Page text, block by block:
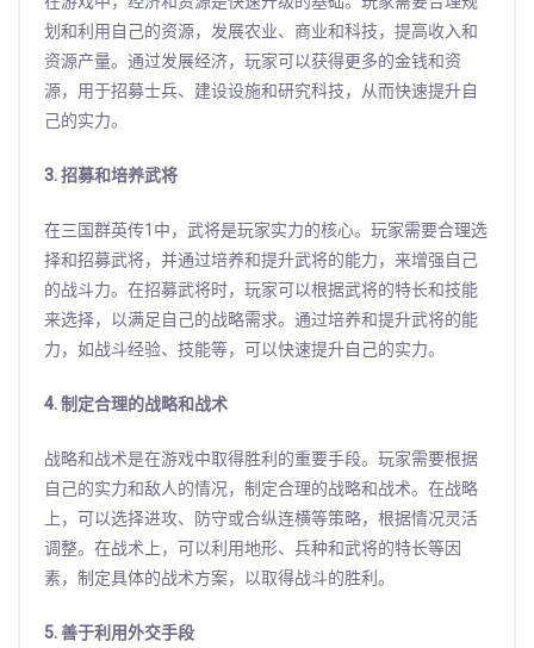
划和利用自己的资源，发展农业、商业和科技，提高收入和
资源产量。通过发展经济，玩家可以获得更多的金钱和资
源，用于招募士兵、建设设施和研究科技，从而快速提升自
己的实力。
3. 招募和培养武将
在三国群英传1中，武将是玩家实力的核心。玩家需要合理选
择和招募武将，并通过培养和提升武将的能力，来增强自己
的战斗力。在招募武将时，玩家可以根据武将的特长和技能
来选择，以满足自己的战略需求。通过培养和提升武将的能
力，如战斗经验、技能等，可以快速提升自己的实力。
4. 制定合理的战略和战术
战略和战术是在游戏中取得胜利的重要手段。玩家需要根据
自己的实力和敌人的情况，制定合理的战略和战术。在战略
上，可以选择进攻、防守或合纵连横等策略，根据情况灵活
调整。在战术上，可以利用地形、兵种和武将的特长等因
素，制定具体的战术方案，以取得战斗的胜利。
5. 善于利用外交手段